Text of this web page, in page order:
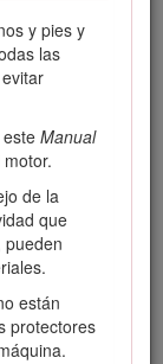
y pies y
las
Manual
de la
que
pueden
están
protectores
Está
mantenido
comerciales.
que los
lesiones
utilizar el
localizar un